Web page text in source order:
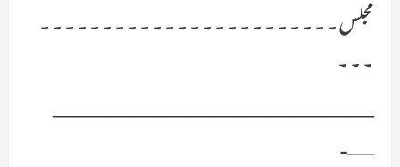
مجلس۔۔۔۔۔۔۔۔۔۔۔۔۔۔۔۔۔۔۔۔۔۔۔۔
۔۔۔
————————————
—-